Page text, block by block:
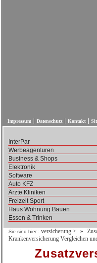
Impressum Datenschutz Kontakt
InterPar
Werbeagenturen
Business & Shops
Elektronik
Software
Auto KFZ
Ärzte Kliniken
Freizeit Sport
Haus Wohnung Bauen
Essen & Trinken
Sie sind hier : versicherung >
Krankenversicherung Vergleichen